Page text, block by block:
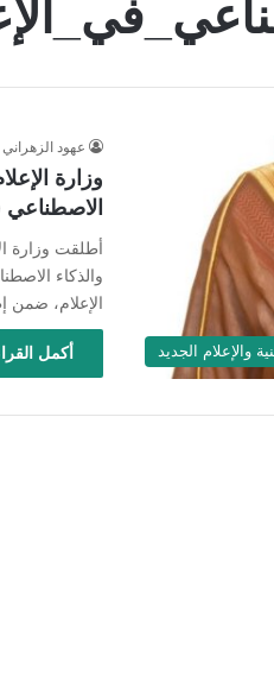
والإعلام الجديد
عهود الزهراني
وزارة
الاصطناعي
أطلقت وزارة
والذكاء
الإعلام، ضمن
أكمل